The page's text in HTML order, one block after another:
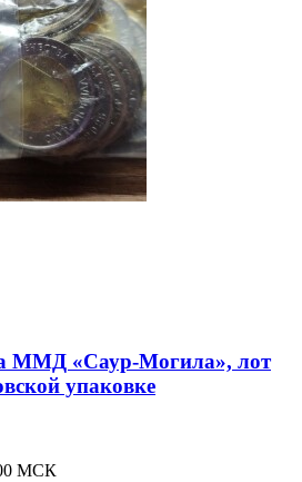
ММД «Саур-Могила», лот
упаковке
МСК